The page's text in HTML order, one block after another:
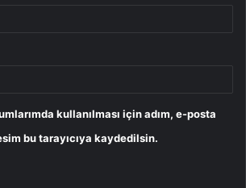
kullanılması için adım, e-posta
bu tarayıcıya kaydedilsin.